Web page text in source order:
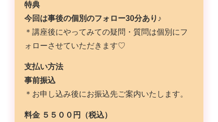
特典
今回は事後の個別のフォロー30分あり ♪
＊講座後にやってみての疑問・質問は個別にフ
ォローさせていただきます♡
支払い方法
事前振込
＊お申し込み後にお振込先ご案内いたします。
料金 ５５００円（税込）